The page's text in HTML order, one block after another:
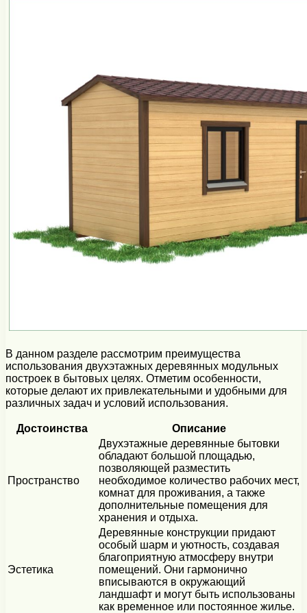
В данном разделе рассмотрим преимущества
использования двухэтажных деревянных модульных
построек в бытовых целях. Отметим особенности,
которые делают их привлекательными и удобными для
различных задач и условий использования.
Достоинства Описание
Пространство
Двухэтажные деревянные бытовки
обладают большой площадью,
позволяющей разместить
необходимое количество рабочих мест,
комнат для проживания, а также
дополнительные помещения для
хранения и отдыха.
Эстетика
Деревянные конструкции придают
особый шарм и уютность, создавая
благоприятную атмосферу внутри
помещений. Они гармонично
вписываются в окружающий
ландшафт и могут быть использованы
как временное или постоянное жилье.